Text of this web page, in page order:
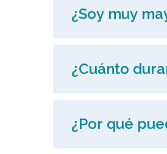
¿Soy muy
¿Cuánto
¿Por qué